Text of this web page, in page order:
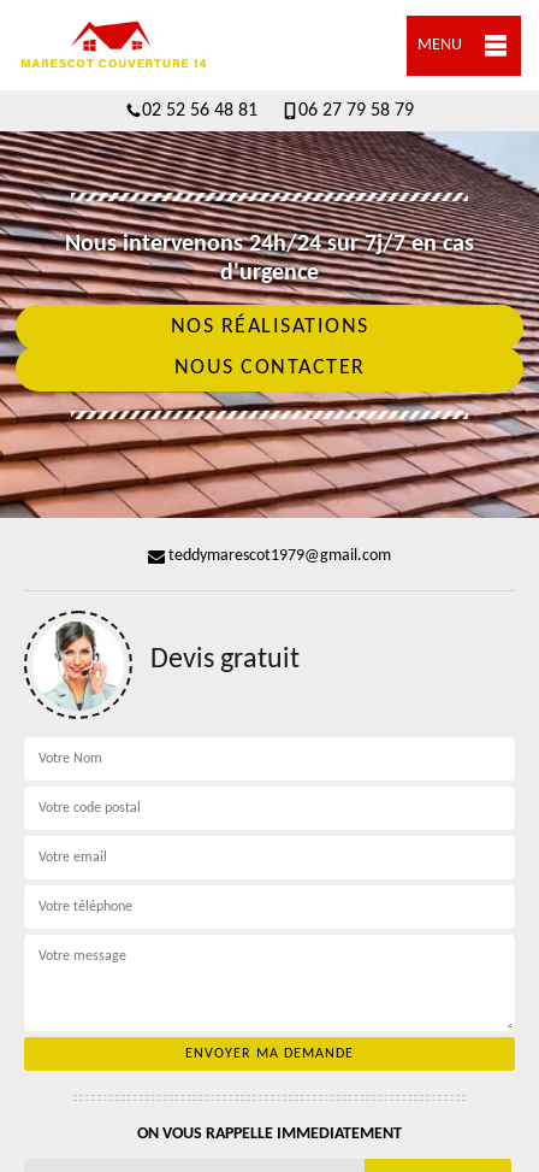
MENU
02 52 56 48 81 06 27 79 58 79
Nous intervenons 24h/24 sur 7j/7 en cas
d'urgence
NOS RÉALISATIONS
NOUS CONTACTER
teddymarescot1979@gmail.com
Devis gratuit
ON VOUS RAPPELLE IMMEDIATEMENT